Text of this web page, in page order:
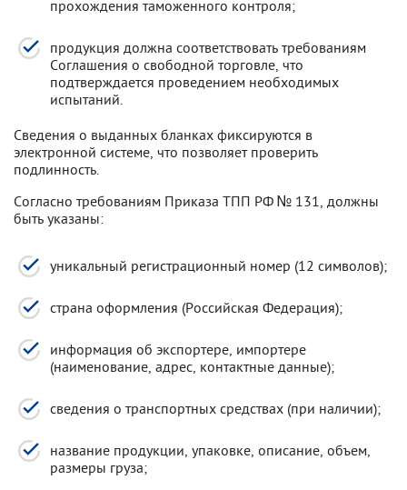
прохождения таможенного контроля;
продукция должна соответствовать требованиям
Соглашения о свободной торговле, что
подтверждается проведением необходимых
испытаний.
Сведения о выданных бланках фиксируются в
электронной системе, что позволяет проверить
подлинность.
Согласно требованиям Приказа ТПП РФ № 131, должны
быть указаны:
уникальный регистрационный номер (12 символов);
страна оформления (Российская Федерация);
информация об экспортере, импортере
(наименование, адрес, контактные данные);
сведения о транспортных средствах (при наличии);
название продукции, упаковке, описание, объем,
размеры груза;